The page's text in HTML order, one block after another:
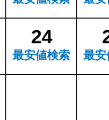
24
最安値検索 最安